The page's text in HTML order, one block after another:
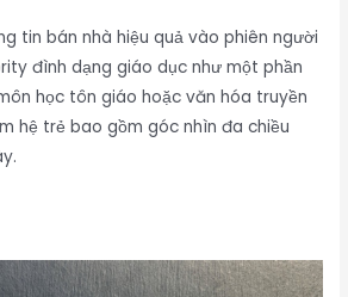
tin bán nhà hiệu quả vào phiên người
đình dạng giáo dục như một phần
học tôn giáo hoặc văn hóa truyền
hệ trẻ bao gồm góc nhìn đa chiều